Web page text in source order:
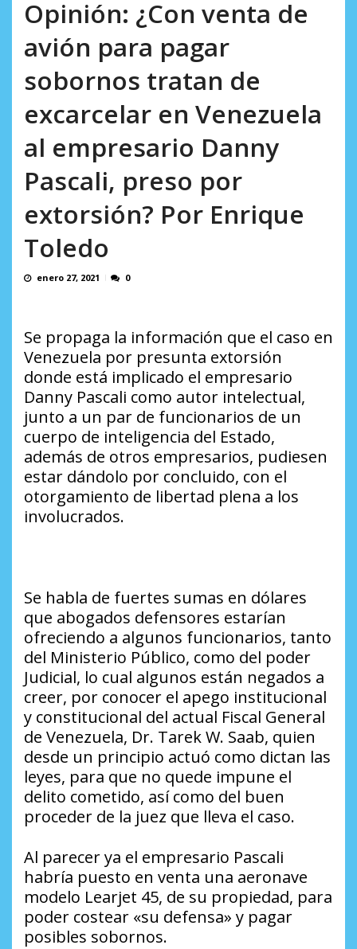
AGOSTO 7, 2026
Opinión: ¿Con venta de
avión para pagar
sobornos tratan de
excarcelar en Venezuela
al empresario Danny
Pascali, preso por
extorsión? Por Enrique
Toledo
enero 27, 2021 0
Se propaga la información que el caso en
Venezuela por presunta extorsión
donde está implicado el empresario
Danny Pascali como autor intelectual,
junto a un par de funcionarios de un
cuerpo de inteligencia del Estado,
además de otros empresarios, pudiesen
estar dándolo por concluido, con el
otorgamiento de libertad plena a los
involucrados.
Se habla de fuertes sumas en dólares
que abogados defensores estarían
ofreciendo a algunos funcionarios, tanto
del Ministerio Público, como del poder
Judicial, lo cual algunos están negados a
creer, por conocer el apego institucional
y constitucional del actual Fiscal General
de Venezuela, Dr. Tarek W. Saab, quien
desde un principio actuó como dictan las
leyes, para que no quede impune el
delito cometido, así como del buen
proceder de la juez que lleva el caso.
Al parecer ya el empresario Pascali
habría puesto en venta una aeronave
modelo Learjet 45, de su propiedad, para
poder costear «su defensa» y pagar
posibles sobornos.